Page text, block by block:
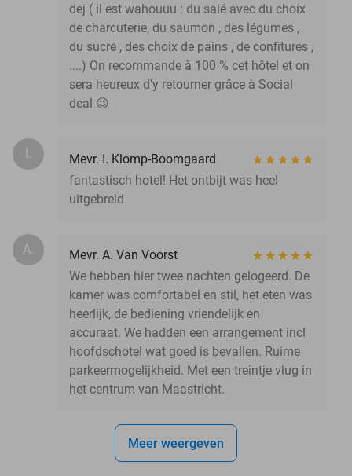
dej ( il est wahouuu : du salé avec du choix
de charcuterie, du saumon , des légumes ,
du sucré , des choix de pains , de confitures ,
....) On recommande à 100 % cet hôtel et on
sera heureux d'y retourner grâce à Social
deal 😉
I.
Mevr. I. Klomp-Boomgaard
fantastisch hotel! Het ontbijt was heel
uitgebreid
A.
Mevr. A. Van Voorst
We hebben hier twee nachten gelogeerd. De
kamer was comfortabel en stil, het eten was
heerlijk, de bediening vriendelijk en
accuraat. We hadden een arrangement incl
hoofdschotel wat goed is bevallen. Ruime
parkeermogelijkheid. Met een treintje vlug in
het centrum van Maastricht.
Meer weergeven